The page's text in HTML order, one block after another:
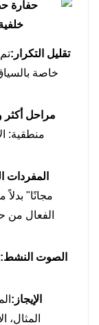
تقليل التكرار:
خاصة
مراحل
منطقية:
المفردات
مجانًا" بدلاً
الفعال من
الصوت النشط:
الإيجاز:
المثال،